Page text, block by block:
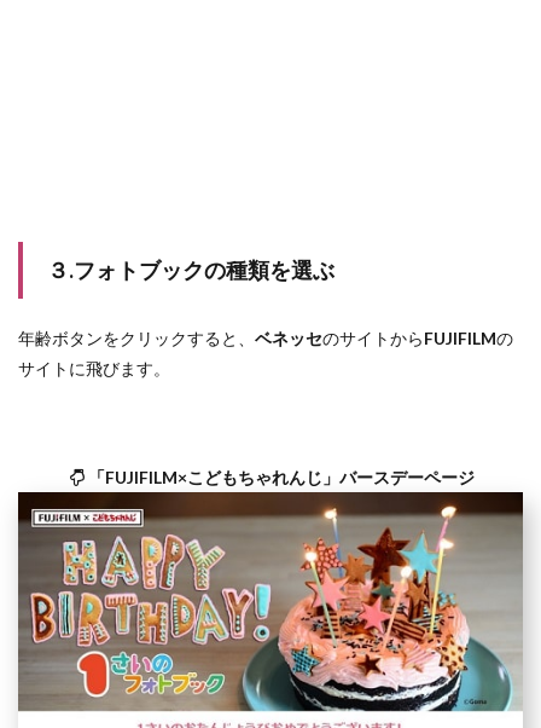
３.フォトブックの種類を選ぶ
年齢ボタンをクリックすると、 ベネッセのサイトからFUJIFILMの
サイトに飛びます。
「FUJIFILM×こどもちゃれんじ」バースデーページ